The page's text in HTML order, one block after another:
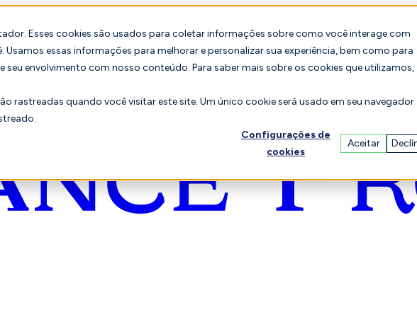
Esses cookies são usados para coletar informações sobre como você interage com
essas informações para melhorar e personalizar sua experiência, bem como para
seu envolvimento com nosso conteúdo. Para saber mais sobre os cookies que utilizamos,
rastreadas quando você visitar este site. Um único cookie será usado em seu navegador
Configurações de
cookies
Aceitar